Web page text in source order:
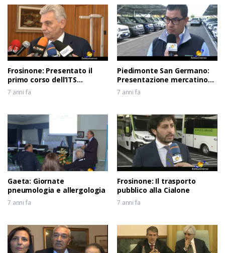
GAETA: Le ragioni dei
commercianti
6 anni fa
Frosinone: Presentato il
primo corso dell’ITS
Meccatronico del Lazio
7 anni fa
Piedimonte San Germano:
Presentazione mercatino
usato
7 anni fa
Gaeta: Giornate
pneumologia e allergologia
7 anni fa
Frosinone: Il trasporto
pubblico alla Cialone
7 anni fa